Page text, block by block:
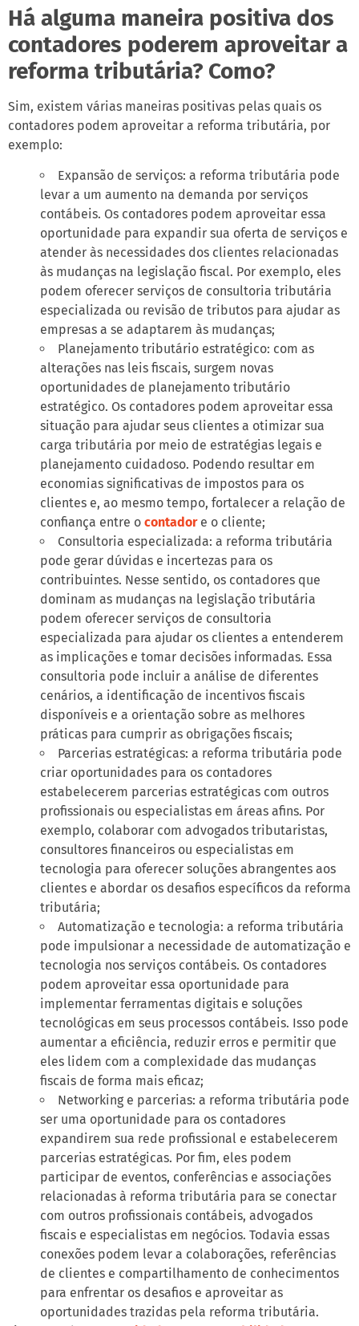
Há alguma maneira positiva dos
contadores poderem aproveitar a
reforma tributária? Como?
Sim, existem várias maneiras positivas pelas quais os
contadores podem aproveitar a reforma tributária, por
exemplo:
Expansão de serviços: a reforma tributária pode
levar a um aumento na demanda por serviços
contábeis. Os contadores podem aproveitar essa
oportunidade para expandir sua oferta de serviços e
atender às necessidades dos clientes relacionadas
às mudanças na legislação fiscal. Por exemplo, eles
podem oferecer serviços de consultoria tributária
especializada ou revisão de tributos para ajudar as
empresas a se adaptarem às mudanças;
Planejamento tributário estratégico: com as
alterações nas leis fiscais, surgem novas
oportunidades de planejamento tributário
estratégico. Os contadores podem aproveitar essa
situação para ajudar seus clientes a otimizar sua
carga tributária por meio de estratégias legais e
planejamento cuidadoso. Podendo resultar em
economias significativas de impostos para os
clientes e, ao mesmo tempo, fortalecer a relação de
confiança entre o contadore o cliente;
Consultoria especializada: a reforma tributária
pode gerar dúvidas e incertezas para os
contribuintes. Nesse sentido, os contadores que
dominam as mudanças na legislação tributária
podem oferecer serviços de consultoria
especializada para ajudar os clientes a entenderem
as implicações e tomar decisões informadas. Essa
consultoria pode incluir a análise de diferentes
cenários, a identificação de incentivos fiscais
disponíveis e a orientação sobre as melhores
práticas para cumprir as obrigações fiscais;
Parcerias estratégicas: a reforma tributária pode
criar oportunidades para os contadores
estabelecerem parcerias estratégicas com outros
profissionais ou especialistas em áreas afins. Por
exemplo, colaborar com advogados tributaristas,
consultores financeiros ou especialistas em
tecnologia para oferecer soluções abrangentes aos
clientes e abordar os desafios específicos da reforma
tributária;
Automatização e tecnologia: a reforma tributária
pode impulsionar a necessidade de automatização e
tecnologia nos serviços contábeis. Os contadores
podem aproveitar essa oportunidade para
implementar ferramentas digitais e soluções
tecnológicas em seus processos contábeis. Isso pode
aumentar a eficiência, reduzir erros e permitir que
eles lidem com a complexidade das mudanças
fiscais de forma mais eficaz;
Networking e parcerias: a reforma tributária pode
ser uma oportunidade para os contadores
expandirem sua rede profissional e estabelecerem
parcerias estratégicas. Por fim, eles podem
participar de eventos, conferências e associações
relacionadas à reforma tributária para se conectar
com outros profissionais contábeis, advogados
fiscais e especialistas em negócios. Todavia essas
conexões podem levar a colaborações, referências
de clientes e compartilhamento de conhecimentos
para enfrentar os desafios e aproveitar as
oportunidades trazidas pela reforma tributária.